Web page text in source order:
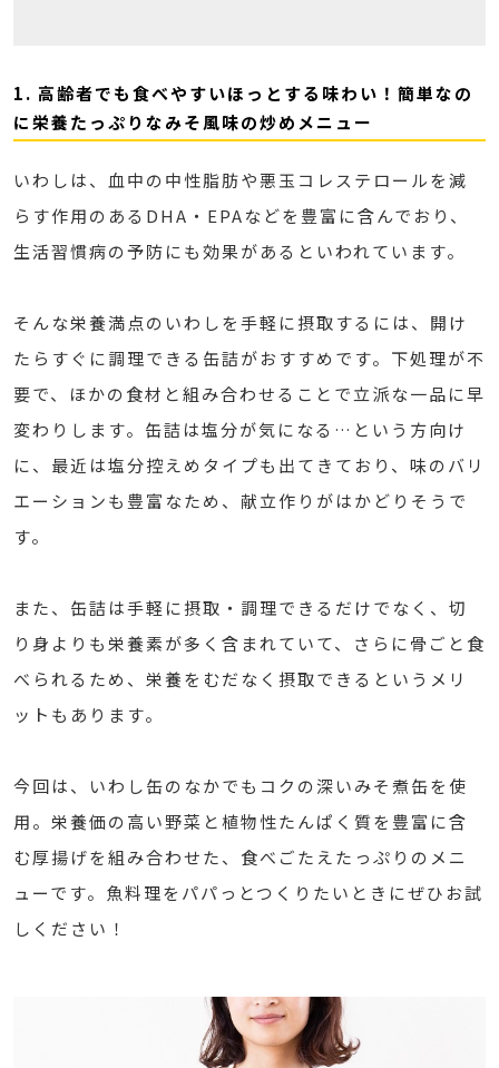
1. 高齢者でも食べやすいほっとする味わい！簡単なの
に栄養たっぷりなみそ風味の炒めメニュー
いわしは、血中の中性脂肪や悪玉コレステロールを減
らす作用のあるDHA・EPAなどを豊富に含んでおり、
生活習慣病の予防にも効果があるといわれています。
そんな栄養満点のいわしを手軽に摂取するには、開け
たらすぐに調理できる缶詰がおすすめです。下処理が不
要で、ほかの食材と組み合わせることで立派な一品に早
変わりします。缶詰は塩分が気になる…という方向け
に、最近は塩分控えめタイプも出てきており、味のバリ
エーションも豊富なため、献立作りがはかどりそうで
す。
また、缶詰は手軽に摂取・調理できるだけでなく、切
り身よりも栄養素が多く含まれていて、さらに骨ごと食
べられるため、栄養をむだなく摂取できるというメリ
ットもあります。
今回は、いわし缶のなかでもコクの深いみそ煮缶を使
用。栄養価の高い野菜と植物性たんぱく質を豊富に含
む厚揚げを組み合わせた、食べごたえたっぷりのメニ
ューです。魚料理をパパっとつくりたいときにぜひお試
しください！